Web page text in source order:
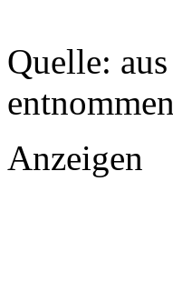
Quelle:
Anzeigen